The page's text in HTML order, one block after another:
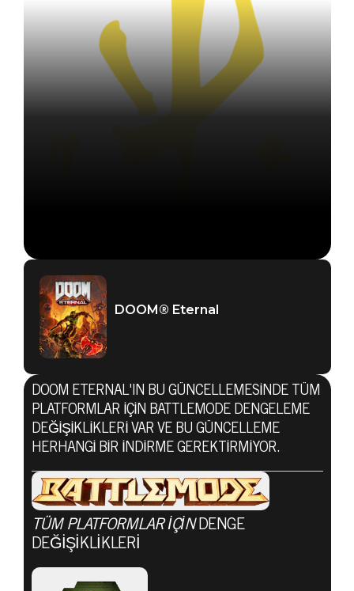
DOOM® Eternal
16 Temmuz 2020
DOOM® Eternal
DOOM ETERNAL'IN BU GÜNCELLEMESINDE TÜM
PLATFORMLAR IÇIN BATTLEMODE DENGELEME
DEĞIŞIKLIKLERI VAR VE BU GÜNCELLEME
HERHANGI BIR INDIRME GEREKTIRMIYOR.
TÜM PLATFORMLAR IÇINDENGE
DEĞIŞIKLIKLERI